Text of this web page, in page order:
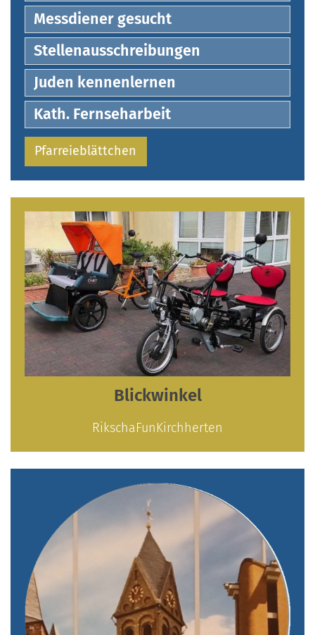
Messdiener gesucht
Stellenausschreibungen
Juden kennenlernen
Kath. Fernseharbeit
Pfarreieblättchen
Blickwinkel
RikschaFunKirchherten